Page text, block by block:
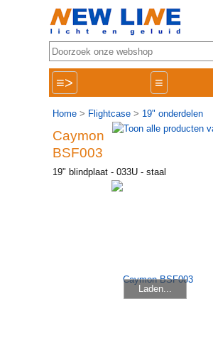
≡> ≡
Home > Flightcase > 19" onderdelen
Caymon
BSF003
19" blindplaat - 033U - staal
Laden...